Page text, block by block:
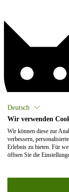
Deutsch
Wir verwenden
Wir können diese zur
verbessern,
Erlebnis zu bieten. Für
öffnen Sie die